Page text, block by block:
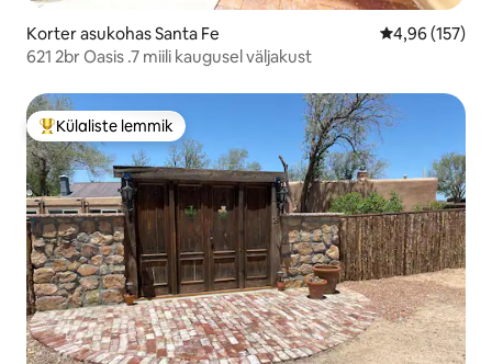
Korter asukohas Santa Fe Keskmine
4,96 (157)
621 2br Oasis .7 miili kaugusel väljakust
Külaliste suur lemmik
Külaliste lemmik